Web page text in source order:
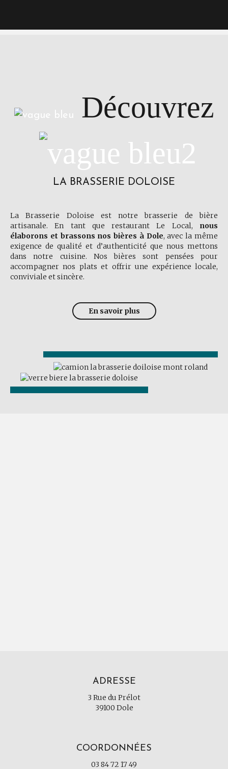
Découvrez
LA BRASSERIE DOLOISE
La Brasserie Doloise est notre brasserie de bière
artisanale. En tant que restaurant Le Local, nous
élaborons et brassons nos bières à Dole, avec la même
exigence de qualité et d’authenticité que nous mettons
dans notre cuisine. Nos bières sont pensées pour
accompagner nos plats et offrir une expérience locale,
conviviale et sincère.
En savoir plus
ADRESSE
3 Rue du Prélot
39100 Dole
COORDONNÉES
03 84 72 17 49